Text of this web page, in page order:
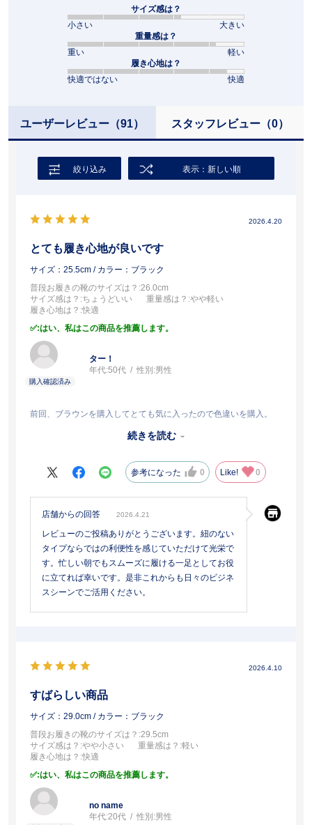
サイズ感は？
小さい
大きい
重量感は？
重い
軽い
履き心地は？
快適ではない
快適
ユーザーレビュー（91） スタッフレビュー（0）
絞り込み 表示：新しい順
2026.4.20
とても履き心地が良いです
サイズ：25.5cm / カラー：ブラック
普段お履きの靴のサイズは？ :26.0cm
サイズ感は？ :ちょうどいい 重量感は？ :やや軽い
履き心地は？ :快適
:はい、私はこの商品を推薦します。
ター！
年代:50代 性別:男性
前回、ブラウンを購入してとても気に入ったので色違いを購入。
続きを読む
参考になった 0 Like! 0
店舗からの回答 2026.4.21
レビューのご投稿ありがとうございます。紐のない
タイプならではの利便性を感じていただけて光栄で
す。忙しい朝でもスムーズに履ける一足としてお役
に立てれば幸いです。是非これからも日々のビジネ
スシーンでご活用ください。
2026.4.10
すばらしい商品
サイズ：29.0cm / カラー：ブラック
普段お履きの靴のサイズは？ :29.5cm
サイズ感は？ :やや小さい 重量感は？ :軽い
履き心地は？ :快適
:はい、私はこの商品を推薦します。
no name
年代:20代 性別:男性